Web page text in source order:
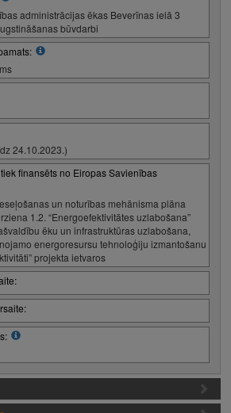
administrācijas ēkas Beverīnas ielā 3
būvdarbi
24.10.2023.)
finansēts no Eiropas Savienības
un noturības mehānisma plāna
1.2. “Energoefektivitātes uzlabošana”
ēku un infrastruktūras uzlabošana,
energoresursu tehnoloģiju izmantošanu
projekta ietvaros